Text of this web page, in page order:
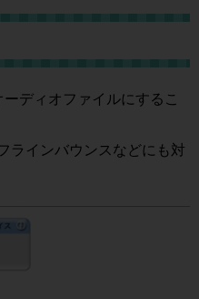
ディオファイルにするこ
ラインバウンスなどにも対